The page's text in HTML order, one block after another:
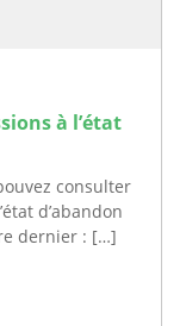
à l’état
consulter
d’abandon
dernier : […]